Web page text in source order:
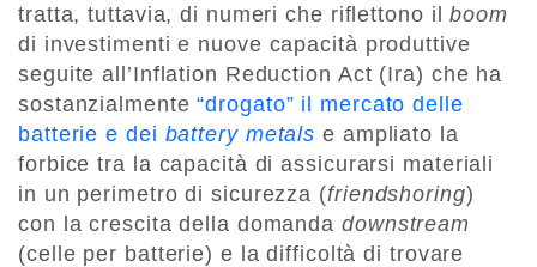
tratta, tuttavia, di numeri che riflettono ilboom
di investimenti e nuove capacità produttive
seguite all’Inflation Reduction Act (Ira) che ha
sostanzialmente “drogato” il mercato delle
batterie e dei battery metalse ampliato la
forbice tra la capacità di assicurarsi materiali
in un perimetro di sicurezza (friendshoring)
con la crescita della domanda downstream
(celle per batterie) e la difficoltà di trovare